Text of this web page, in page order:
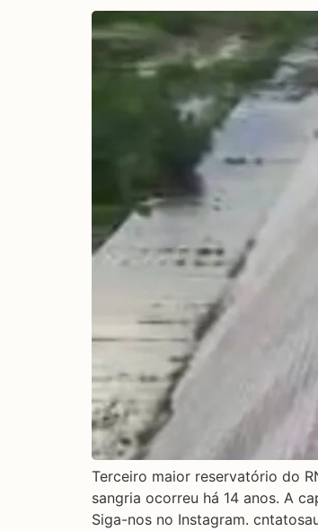
Terceiro maior reservatório do
sangria ocorreu há 14 anos. A
Siga-nos no Instagram.